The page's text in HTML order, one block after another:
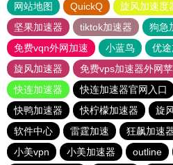
网站地图 QuickQ 旋风加速度
坚果加速器
tiktok加速器
狗急
免费vqn外网加速
小蓝鸟 优
旋风加速器
免费vps加速器外网
快连加速器
快连加速器官网入口
快鸭加速器
快柠檬加速器 旋
软件中心
雷霆加速 狂飙加速
小美vpn
小美加速器 outline